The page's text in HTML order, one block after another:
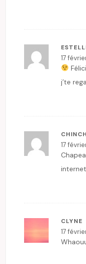
17
j’te
17
CLYNE
17